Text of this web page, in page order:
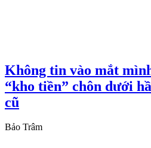
Không tin vào mắt
“kho tiền” chôn dưới
cũ
Bảo Trâm